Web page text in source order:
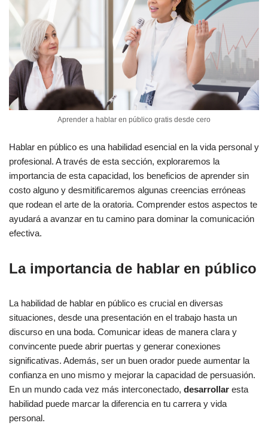
Aprender a hablar en público gratis desde cero
Hablar en público es una habilidad esencial en la vida personal y
profesional. A través de esta sección, exploraremos la
importancia de esta capacidad, los beneficios de aprender sin
costo alguno y desmitificaremos algunas creencias erróneas
que rodean el arte de la oratoria. Comprender estos aspectos te
ayudará a avanzar en tu camino para dominar la comunicación
efectiva.
La importancia de hablar en público
La habilidad de hablar en público es crucial en diversas
situaciones, desde una presentación en el trabajo hasta un
discurso en una boda. Comunicar ideas de manera clara y
convincente puede abrir puertas y generar conexiones
significativas. Además, ser un buen orador puede aumentar la
confianza en uno mismo y mejorar la capacidad de persuasión.
En un mundo cada vez más interconectado, desarrollar esta
habilidad puede marcar la diferencia en tu carrera y vida
personal.